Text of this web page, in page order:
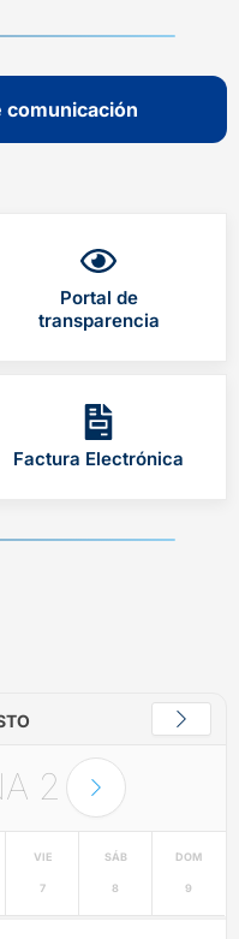
comunicación
Portal de
transparencia
Factura Electrónica
2
VIE
7
SÁB
8
DOM
9